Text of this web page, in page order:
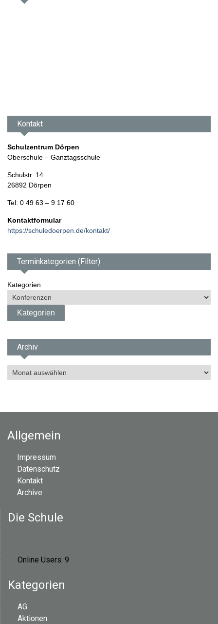
Kontakt
Schulzentrum Dörpen
Oberschule – Ganztagsschule
Schulstr. 14
26892 Dörpen
Tel: 0 49 63 – 9 17 60
Kontaktformular
https://schuledoerpen.de/kontakt/
Terminkategorien (Filter)
Kategorien
Archiv
r
i
Allgemein
Impressum
Datenschutz
Kontakt
Archive
Die Schule
Online Users: 9
Kategorien
AG
Aktionen